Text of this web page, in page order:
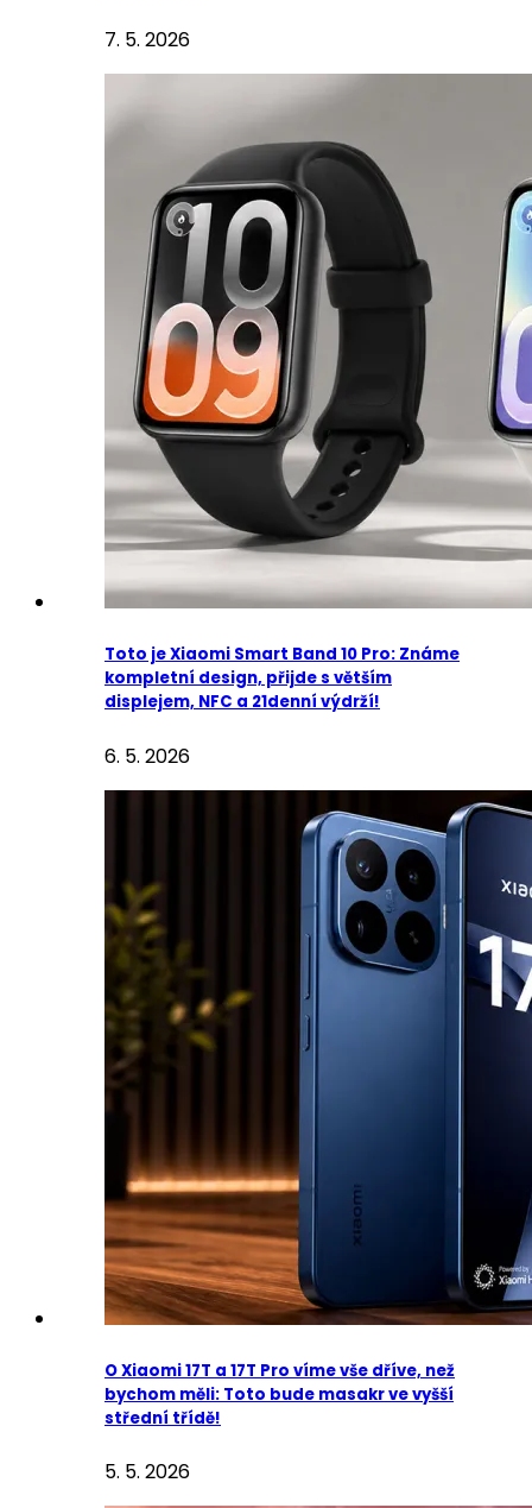
7. 5. 2026
Toto je Xiaomi Smart Band 10 Pro: Známe
kompletní design, přijde s větším
displejem, NFC a 21denní výdrží!
6. 5. 2026
O Xiaomi 17T a 17T Pro víme vše dříve, než
bychom měli: Toto bude masakr ve vyšší
střední třídě!
5. 5. 2026